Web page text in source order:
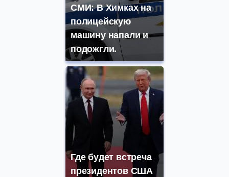
СМИ: В Химках на
полицейскую
машину напали и
подожгли.
Где будет встреча
президентов США